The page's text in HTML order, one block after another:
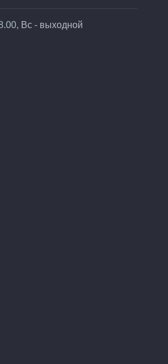
Вс - выходной